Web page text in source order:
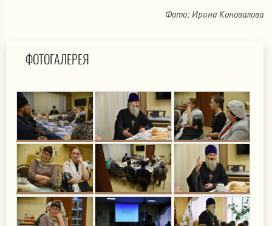
Фото: Ирина Коновалова
ФОТОГАЛЕРЕЯ